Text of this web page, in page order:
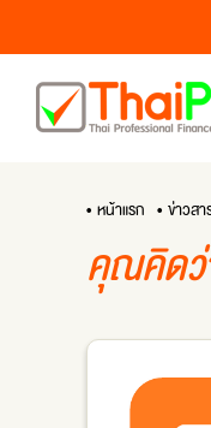
• หน้าแรก • ข่าวสา
คุณคิดว่